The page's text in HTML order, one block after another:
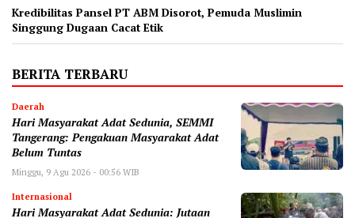
‎Kredibilitas Pansel PT ABM Disorot, Pemuda Muslimin
Singgung Dugaan Cacat Etik
BERITA TERBARU
Daerah
Hari Masyarakat Adat Sedunia, SEMMI
Tangerang: Pengakuan Masyarakat Adat
Belum Tuntas
Minggu, 9 Agu 2026 - 00:56 WIB
Internasional
Hari Masyarakat Adat Sedunia: Jutaan